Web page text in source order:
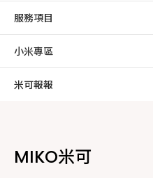
服務項目
小米專區
米可報報
MIKO米可